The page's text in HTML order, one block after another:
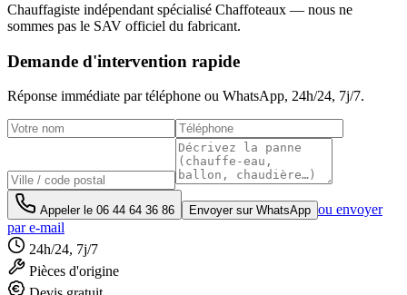
Chauffagiste indépendant spécialisé Chaffoteaux — nous ne
sommes pas le SAV officiel du fabricant.
Demande d'intervention rapide
Réponse immédiate par téléphone ou WhatsApp, 24h/24, 7j/7.
Appeler le 06 44 64 36 86 Envoyer sur WhatsApp ou envoyer
par e-mail
24h/24, 7j/7
Pièces d'origine